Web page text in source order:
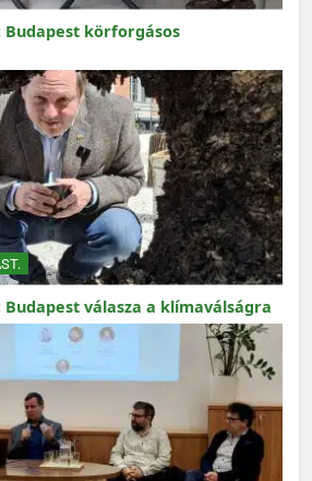
Budapest körforgásos
Budapest válasza a klímaválságra